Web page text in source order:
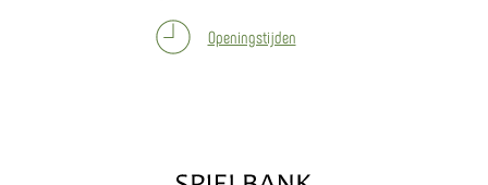
Openingstijden